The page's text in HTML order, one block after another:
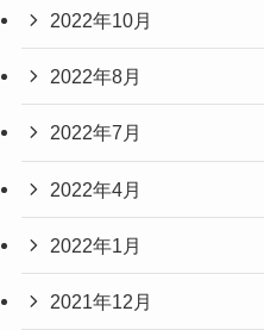
2022年10月
2022年8月
2022年7月
2022年4月
2022年1月
2021年12月